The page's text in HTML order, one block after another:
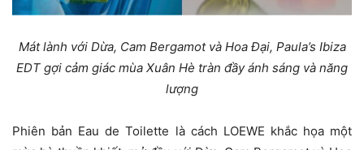
Mát lành với Dừa, Cam Bergamot và Hoa Đại, Paula’s Ibiza
EDT gợi cảm giác mùa Xuân Hè tràn đầy ánh sáng và năng
lượng
Phiên bản Eau de Toilette là cách LOEWE khắc họa một